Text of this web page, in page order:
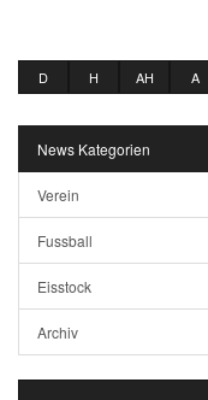
D H AH A
News Kategorien
Verein
Fussball
Eisstock
Archiv